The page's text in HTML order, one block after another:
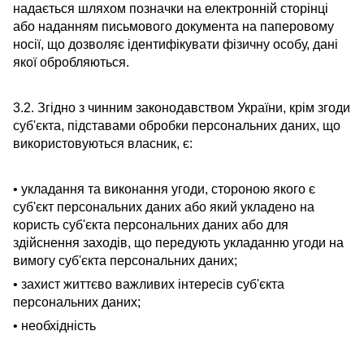
надається шляхом позначки на електронній сторінці
або наданням письмового документа на паперовому
носії, що дозволяє ідентифікувати фізичну особу, дані
якої обробляються.
3.2. Згідно з чинним законодавством України, крім згоди
суб'єкта, підставами обробки персональних даних, що
використовуються власник, є:
• укладання та виконання угоди, стороною якого є
суб'єкт персональних даних або який укладено на
користь суб'єкта персональних даних або для
здійснення заходів, що передують укладанню угоди на
вимогу суб'єкта персональних даних;
• захист життєво важливих інтересів суб'єкта
персональних даних;
• необхідність